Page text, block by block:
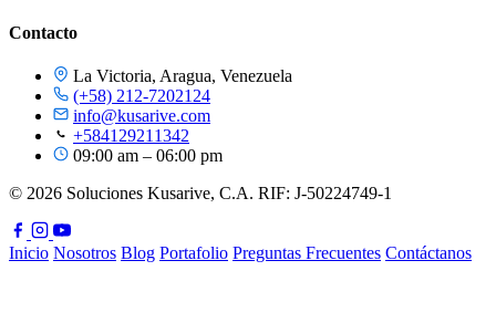
Contacto
La Victoria, Aragua, Venezuela
(+58) 212-7202124
info@kusarive.com
+584129211342
09:00 am – 06:00 pm
© 2026 Soluciones Kusarive, C.A. RIF: J-50224749-1
Inicio Nosotros Blog Portafolio Preguntas Frecuentes Contáctanos